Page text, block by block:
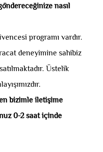
nasıl
programı vardır.
deneyimine sahibiz
Üstelik
bizimle iletişime
0-2 saat içinde